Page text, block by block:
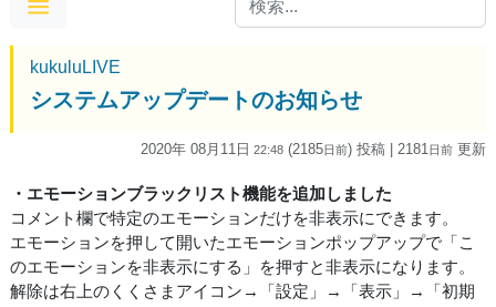
kukuluLIVE
システムアップデートのお知らせ
2020年 08月11日 22:48 (2185日前) 投稿 | 2181 日前 更新
・エモーションブラックリスト機能を追加しました
コメント欄で特定のエモーションだけを非表示にできます。
エモーションを押して開いたエモーションポップアップで「こ
のエモーションを非表示にする」を押すと非表示になります。
解除は右上のくくさまアイコン→「設定」→「表示」→「初期